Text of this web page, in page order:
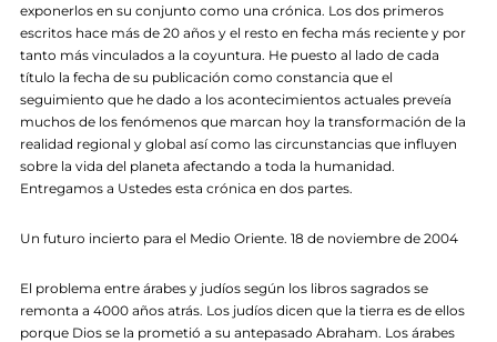
exponerlos en su conjunto como una crónica. Los dos primeros
escritos hace más de 20 años y el resto en fecha más reciente y por
tanto más vinculados a la coyuntura. He puesto al lado de cada
título la fecha de su publicación como constancia que el
seguimiento que he dado a los acontecimientos actuales preveía
muchos de los fenómenos que marcan hoy la transformación de la
realidad regional y global así como las circunstancias que influyen
sobre la vida del planeta afectando a toda la humanidad.
Entregamos a Ustedes esta crónica en dos partes.
Un futuro incierto para el Medio Oriente. 18 de noviembre de 2004
El problema entre árabes y judíos según los libros sagrados se
remonta a 4000 años atrás. Los judíos dicen que la tierra es de ellos
porque Dios se la prometió a su antepasado Abraham. Los árabes